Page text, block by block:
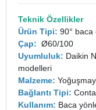
Teknik Özellikler
Ürün Tipi: 90° baca
Çap: Ø60/100
Uyumluluk: Daikin
modelleri
Malzeme:
Bağlantı Tipi:
Kullanım: Baca